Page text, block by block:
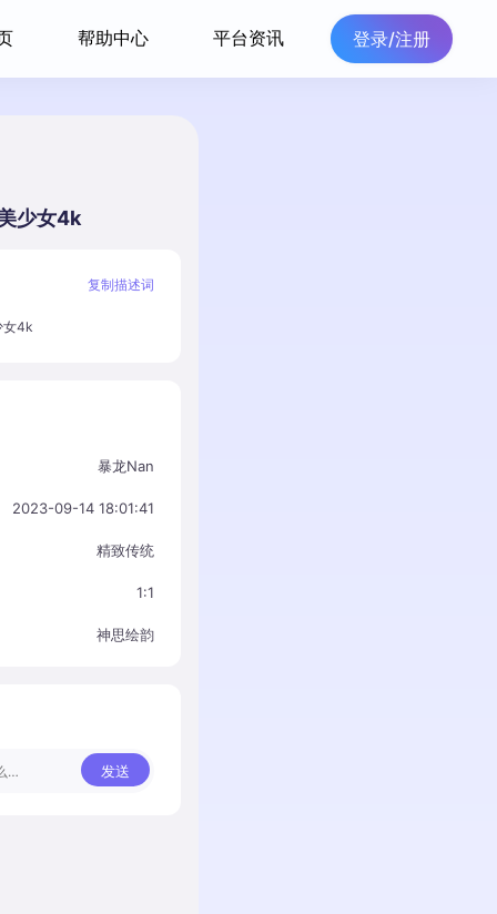
帮助中心 平台资讯 登录/注册
少女4k
复制描述词
女4k
暴龙Nan
2023-09-14 18:01:41
精致传统
1:1
神思绘韵
发送